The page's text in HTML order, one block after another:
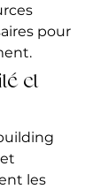
pour
et
et
les